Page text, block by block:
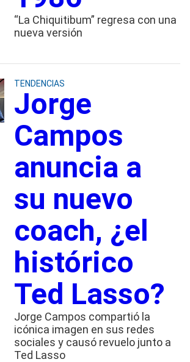
“La Chiquitibum” regresa con una
nueva versión
TENDENCIAS
Jorge
Campos
anuncia a
su nuevo
coach, ¿el
histórico
Ted Lasso?
Jorge Campos compartió la
icónica imagen en sus redes
sociales y causó revuelo junto a
Ted Lasso